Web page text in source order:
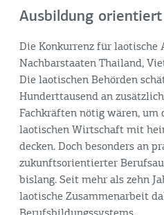
Ausbildung
Die Konkurrenz für laotische
Nachbarstaaten Thailand,
Die laotischen Behörden
Hunderttausend an
Fachkräften nötig wären, um
laotischen Wirtschaft mit
decken. Doch besonders an
zukunftsorientierter
bislang. Seit mehr als zehn
laotische Zusammenarbeit